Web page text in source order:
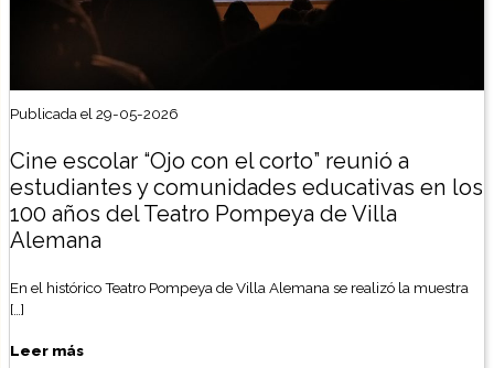
Publicada el 29-05-2026
Cine escolar “Ojo con el corto” reunió a
estudiantes y comunidades educativas en los
100 años del Teatro Pompeya de Villa
Alemana
En el histórico Teatro Pompeya de Villa Alemana se realizó la muestra
[…]
Leer más